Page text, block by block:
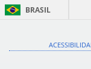
BRASIL